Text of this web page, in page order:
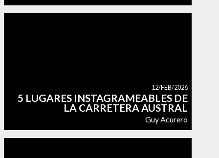
5 LUGARES INSTAGRAMEABLES DE
LA CARRETERA AUSTRAL
Guy Acurero
12/FEB/2026